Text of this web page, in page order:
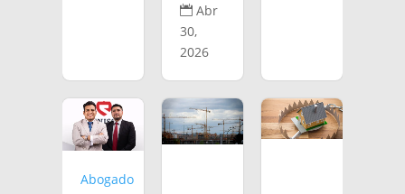
 Abr
30,
2026
Abogado